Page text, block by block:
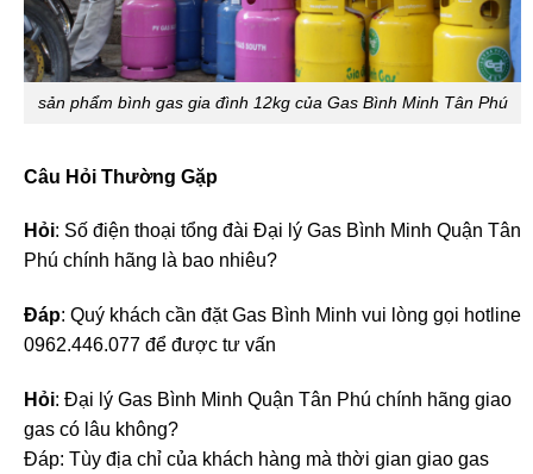
sản phẩm bình gas gia đình 12kg của Gas Bình Minh Tân Phú
Câu Hỏi Thường Gặp
Hỏi: Số điện thoại tổng đài Đại lý Gas Bình Minh Quận Tân
Phú chính hãng là bao nhiêu?
Đáp: Quý khách cần đặt Gas Bình Minh vui lòng gọi hotline
0962.446.077 để được tư vấn
Hỏi: Đại lý Gas Bình Minh Quận Tân Phú chính hãng giao
gas có lâu không?
Đáp: Tùy địa chỉ của khách hàng mà thời gian giao gas